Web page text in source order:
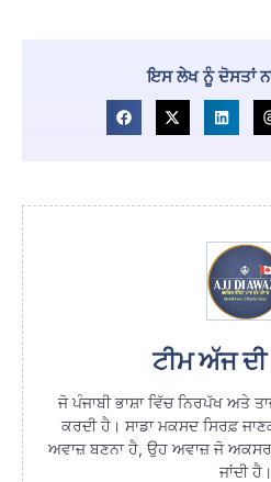
ਇਸ ਲੇਖ ਨੂੰ ਦੋਸਤਾਂ
ਟੀਮ ਅੱਜ
ਜੋ ਪੰਜਾਬੀ ਭਾਸ਼ਾ ਵਿੱਚ ਨਿਰਪੱਖ ਅਤੇ
ਕਰਦੀ ਹੈ। ਸਾਡਾ ਮਕਸਦ ਸਿਰਫ਼
ਅਵਾਜ਼ ਬਣਨਾ ਹੈ, ਉਹ ਅਵਾਜ਼ ਜੋ
ਜਾਂਦੀ ਹੈ।